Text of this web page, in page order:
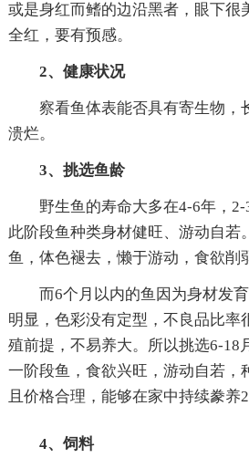
或是身红而鳍的边沿黑者，眼下很
全红，要有预感。
2、健康状况
察看鱼体表能否具有寄生物，
溃烂。
3、挑选鱼龄
野生鱼的寿命大多在4-6年，2-
此阶段鱼种类身材健旺、游动自若
鱼，体色褪去，懒于游动，食欲削
而6个月以内的鱼因为身材发
明显，色彩没有定型，不良品比率
殖前提，不易养大。所以挑选6-18
一阶段鱼，食欲兴旺，游动自若，
且价格合理，能够在家中持续豢养2
4、饲料